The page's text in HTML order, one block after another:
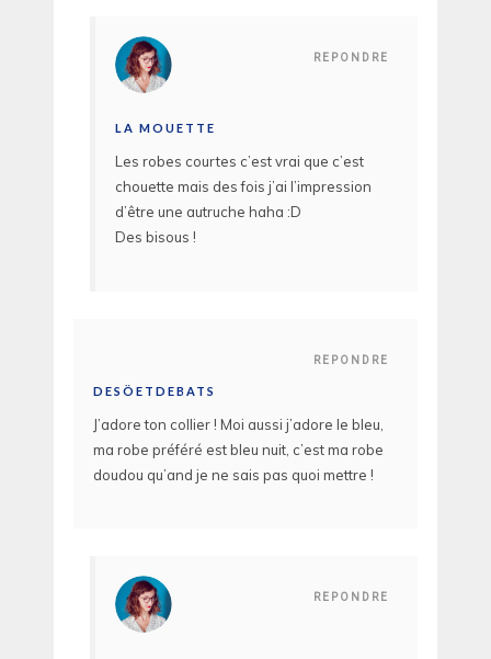
REPONDRE
LA MOUETTE
Les robes courtes c’est vrai que c’est
chouette mais des fois j’ai l’impression
d’être une autruche haha :D
Des bisous !
REPONDRE
DESÖETDEBATS
J’adore ton collier ! Moi aussi j’adore le bleu,
ma robe préféré est bleu nuit, c’est ma robe
doudou qu’and je ne sais pas quoi mettre !
REPONDRE